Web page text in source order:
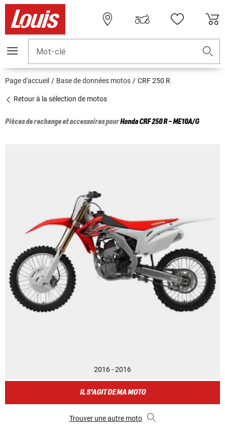
Mot-clé
Page d'accueil Base de données motos CRF 250 R
Retour à la sélection de motos
Pièces de rechange et accessoires pourHondaCRF 250 R - ME10A/G
2016 - 2016
IL S'AGIT DE MA MOTO
Trouver une autre moto